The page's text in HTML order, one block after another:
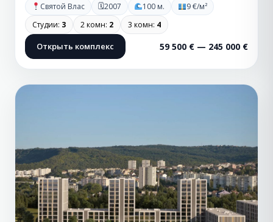
Святой Влас 🗓2007 100 м.
9 €/м²
Студии: 3 2 комн: 2 3 комн: 4
Открыть комплекс 59 500 € — 245 000 €